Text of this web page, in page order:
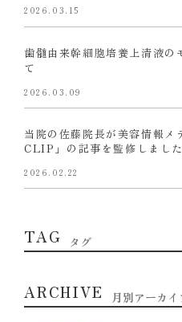
2026.03.15
歯髄由来幹細胞培養上清液の
て
2026.03.09
当院の佐藤院長が美容情報
CLIP」の記事を監修しました
2026.02.22
TAG タグ
ARCHIVE 月別アーカイ